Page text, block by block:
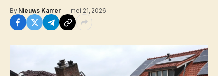
By Nieuws Kamer mei 21, 2026